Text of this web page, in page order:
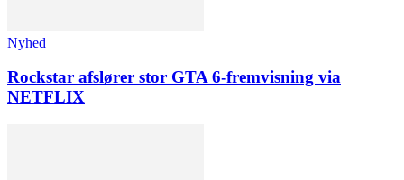
Nyhed
Rockstar afslører stor GTA 6-fremvisning via
NETFLIX